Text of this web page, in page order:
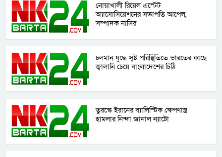
নোয়াখালী রিয়েল এস্টেট
অ্যাসোসিয়েশনের সভাপতি আপেল,
সম্পাদক নাসির
চলমান যুদ্ধে সৃষ্ট পরিস্থিতিতে ভারতের কাছে
জ্বালানি চেয়ে বাংলাদেশের চিঠি
তুরস্কে ইরানের ব্যালিস্টিক ক্ষেপণাস্ত্র
হামলার নিন্দা জানাল ন্যাটো